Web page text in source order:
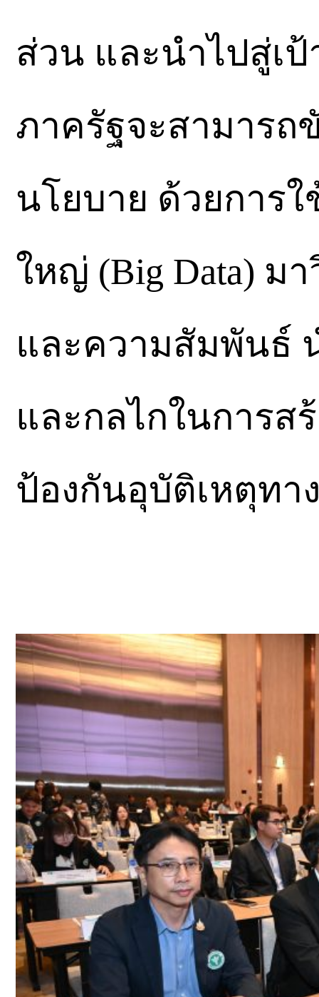
ส่วน และนำไปสู่เ
ภาครัฐจะสามารถ
นโยบาย ด้วยการ
ใหญ่ (Big Data) ม
และความสัมพันธ์
และกลไกในการส
ป้องกันอุบัติเหตุทา